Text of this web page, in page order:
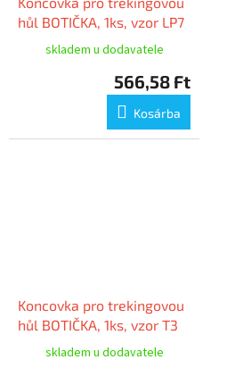
hůl BOTIČKA, 1ks, vzor LP7
skladem u dodavatele
566,58 Ft
Kosárba
Koncovka pro trekingovou
hůl BOTIČKA, 1ks, vzor T3
skladem u dodavatele